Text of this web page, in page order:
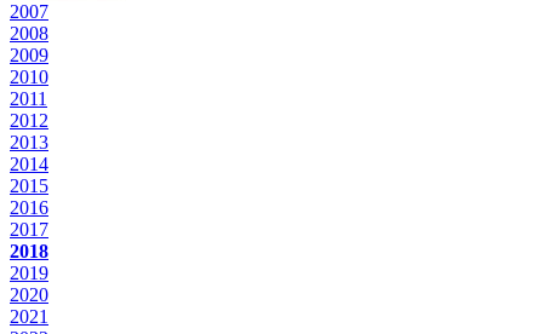
2007
2008
2009
2010
2011
2012
2013
2014
2015
2016
2017
2018
2019
2020
2021